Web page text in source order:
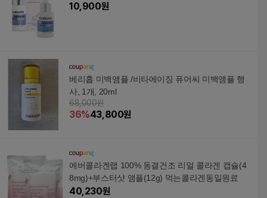
10,900원
베리홉 미백앰플 /비타에이징 퓨어씨 미백앰플 행
사, 1개, 20ml
68,000원
36%43,800원
에버콜라겐랩 100% 동결건조 리얼 콜라겐 캡슐(4
8mg)+부스터샷 앰플(12g) 먹는콜라겐동일원료
40,230원